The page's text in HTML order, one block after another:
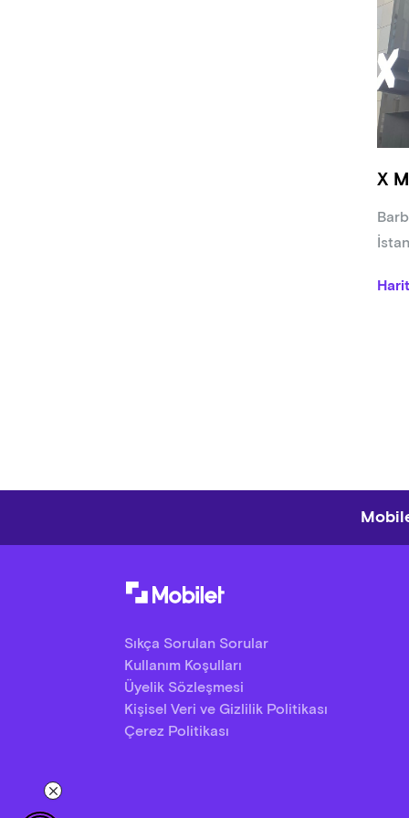
X
Sıkça Sorulan Sorular
Kullanım Koşulları
Üyelik Sözleşmesi
Kişisel Veri ve Gizlilik Politikası
Çerez Politikası